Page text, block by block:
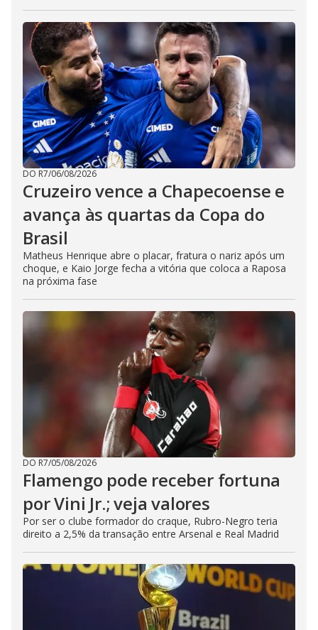
DO R7/06/08/2026
Cruzeiro vence a Chapecoense e
avança às quartas da Copa do
Brasil
Matheus Henrique abre o placar, fratura o nariz após um
choque, e Kaio Jorge fecha a vitória que coloca a Raposa
na próxima fase
DO R7/05/08/2026
Flamengo pode receber fortuna
por Vini Jr.; veja valores
Por ser o clube formador do craque, Rubro-Negro teria
direito a 2,5% da transação entre Arsenal e Real Madrid